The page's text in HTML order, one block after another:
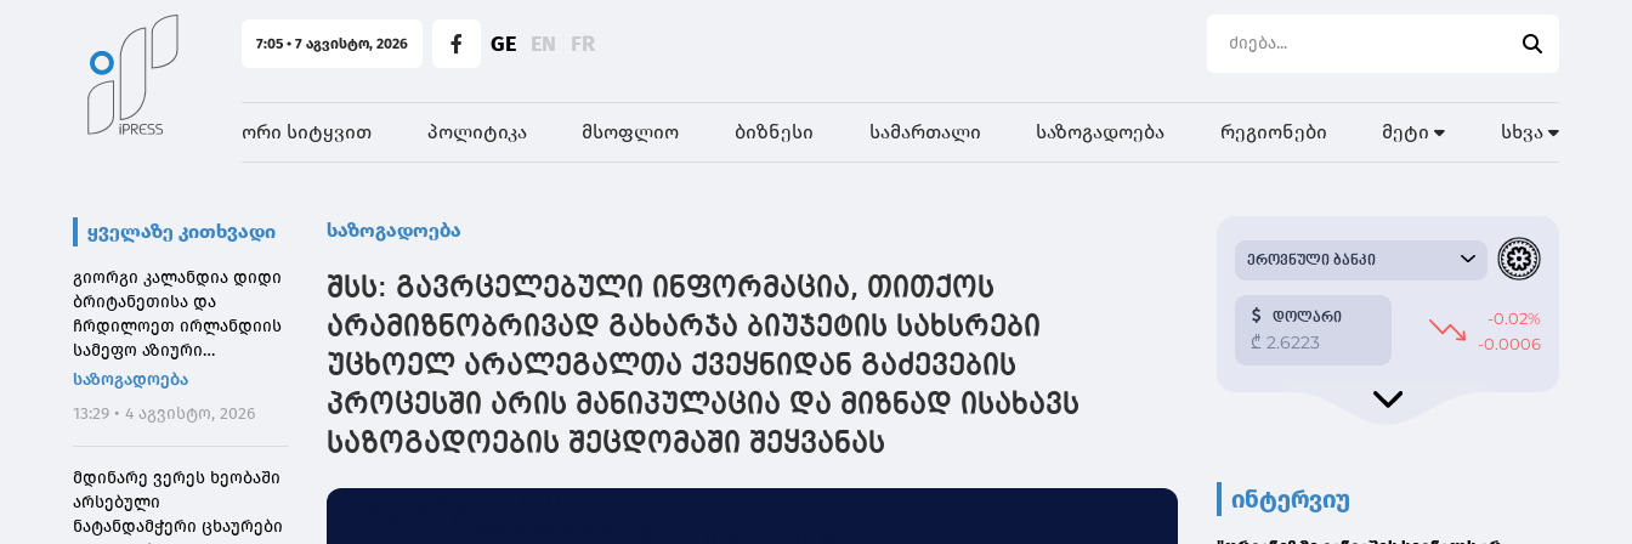
7:05 • 7 აგვისტო, 2026 GE EN FR
ორი სიტყვით პოლიტიკა მსოფლიო ბიზნესი სამართალი საზოგადოება რეგიონები მეტი სხვა
ყველაზე კითხვადი
გიორგი კალანდია დიდი
ბრიტანეთისა და
ჩრდილოეთ ირლანდიის
სამეფო აზიური
საზოგადოების
საზოგადოება
13:29 • 4 აგვისტო, 2026
მდინარე ვერეს ხეობაში
არსებული
ნატანდამჭერი ცხაურები
საზოგადოება
შსს: გავრცელებული ინფორმაცია, თითქოს
არამიზნობრივად გახარჯა ბიუჯეტის სახსრები
უცხოელ არალეგალთა ქვეყნიდან გაძევების
პროცესში არის მანიპულაცია და მიზნად ისახავს
საზოგადოების შეცდომაში შეყვანას
ინტერვიუ